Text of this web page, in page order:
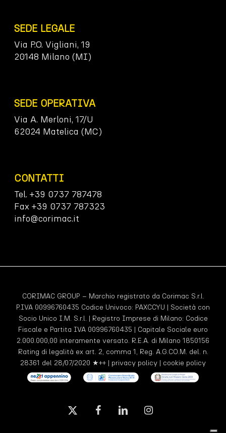
SEDE LEGALE
Via P.O. Vigliani, 19
20148 Milano (MI)
SEDE OPERATIVA
Via A. Merloni, 17/U
62024 Matelica (MC)
CONTATTI
Tel. +39 0737 787478
Fax +39 0737 787323
info@corimac.it
CORIMAC GROUP – Marchio registrato da Corimac S.r.l.
P.IVA 00996760435 Codice Univoco: PAXCCYU | Società con
Socio Unico I.M. S.r.l. | Registro Imprese di Milano: Codice
Fiscale e Partita IVA 00996760435 | Capitale Sociale euro
2.000.000,00 interamente versato. R.E.A. di Milano 1850156
Rating di legalità ex art. 2, comma 1, Reg. A.G.CO.M. del. n.
28361 del 28/07/2020 ★++ | privacy policy | cookie policy
x-
facebooklinkedin instagram